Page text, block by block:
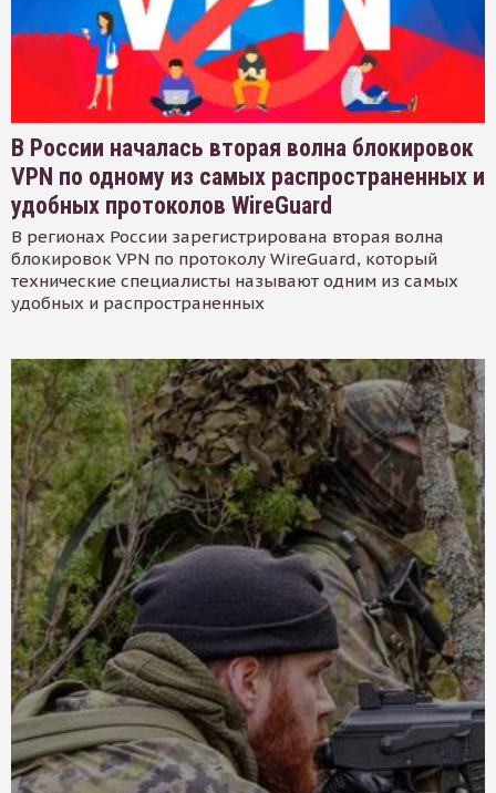
В России началась вторая волна блокировок
VPN по одному из самых распространенных и
удобных протоколов WireGuard
В регионах России зарегистрирована вторая волна
блокировок VPN по протоколу WireGuard, который
технические специалисты называют одним из самых
удобных и распространенных